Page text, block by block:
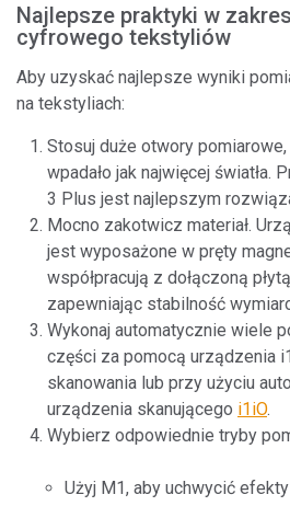
Najlepsze praktyki w
cyfrowego tekstyliów
Aby uzyskać najlepsze wyniki
na tekstyliach:
Stosuj duże otwory
wpadało jak najwięcej światła.
3 Plus jest najlepszym
Mocno zakotwicz materiał.
jest wyposażone w pręty
współpracują z dołączoną
zapewniając stabilność
Wykonaj automatycznie wiele
części za pomocą urządzenia
skanowania lub przy użyciu
urządzenia skanującego i1iO.
Wybierz odpowiednie tryby
Użyj M1, aby uchwycić